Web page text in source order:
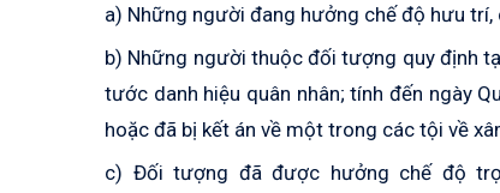
a) Những người đang hưởng chế độ hưu
b) Những người thuộc đối tượng quy định
tước danh hiệu quân nhân; tính đến ngày
hoặc đã bị kết án về một trong các tội về
c) Đối tượng đã được hưởng chế độ